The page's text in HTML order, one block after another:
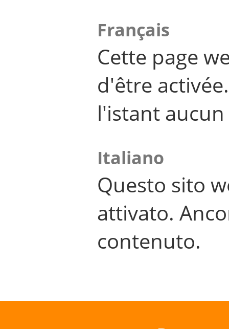
Français
Cette page
d'être
l'istant
Italiano
Questo sito
attivato.
contenuto.